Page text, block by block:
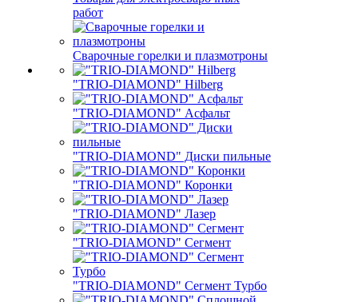
работ
Сварочные горелки и плазмотроны
"TRIO-DIAMOND" Hilberg
"TRIO-DIAMOND" Асфальт
"TRIO-DIAMOND" Диски пильные
"TRIO-DIAMOND" Коронки
"TRIO-DIAMOND" Лазер
"TRIO-DIAMOND" Сегмент
"TRIO-DIAMOND" Сегмент Турбо